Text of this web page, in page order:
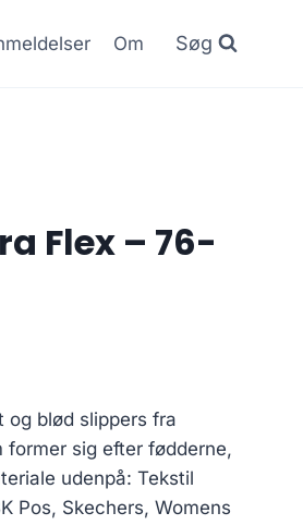
Om Søg
Flex – 76-
og blød slippers fra
former sig efter fødderne,
udenpå: Tekstil
Pos, Skechers, Womens